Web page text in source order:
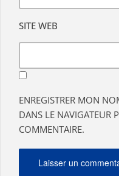
SITE WEB
ENREGISTRER MON
DANS LE NAVIGATEUR
COMMENTAIRE.